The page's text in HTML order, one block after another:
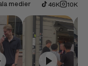
medier 46K 10K